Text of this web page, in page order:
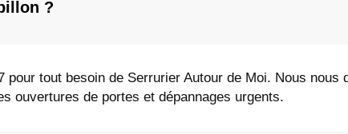
?
tout besoin de Serrurier Autour de Moi. Nous nous
ouvertures de portes et dépannages urgents.